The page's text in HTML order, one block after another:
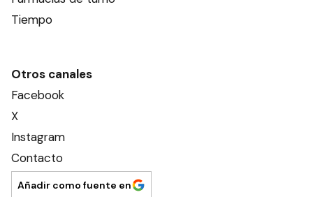
Tiempo
Otros canales
Facebook
X
Instagram
Contacto
Añadir como fuente en